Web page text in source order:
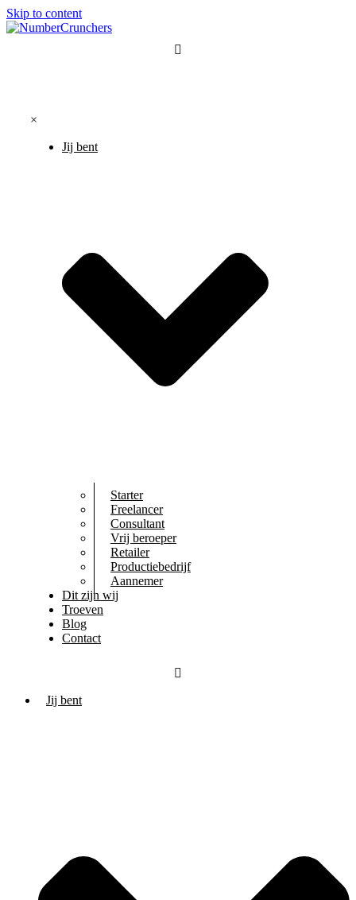
Skip to content
×
Jij bent
Starter
Freelancer
Consultant
Vrij beroeper
Retailer
Productiebedrijf
Aannemer
Dit zijn wij
Troeven
Blog
Contact
Jij bent